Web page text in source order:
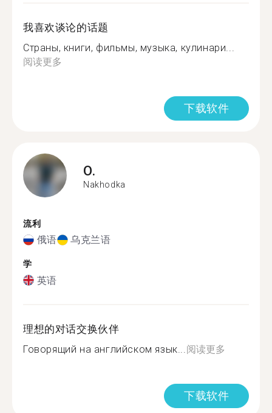
我喜欢谈论的话题
Страны, книги, фильмы, музыка, кулинари...
阅读更多
下载软件
O.
Nakhodka
流利
俄语 乌克兰语
学
英语
理想的对话交换伙伴
Говорящий на английском язык... 阅读更多
下载软件